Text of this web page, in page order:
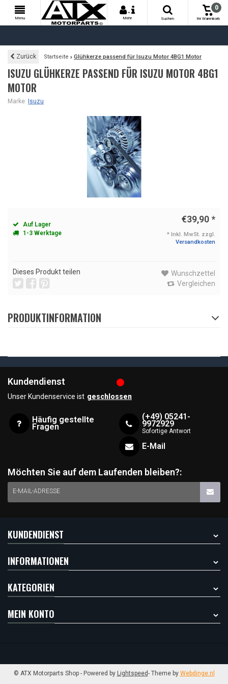
Menu
+
Mehr
Suchen
0
Ihr Warenkorb
Zurück Startseite Glühkerze passend für Isuzu Motor 4BG1 Motor
ISUZU GLÜHKERZE PASSEND FÜR ISUZU MOTOR 4BG1
MOTOR
Marke: Isuzu
Auf Lager
1-3 Werktage
€39,90*
* Inkl. MwSt. zzgl.
Versandkosten
Dieses Produkt teilen
Wunschzettel
Vergleichen
PRODUKTINFORMATION
Kundendienst
Unser Kundenservice ist geschlossen
Häufig gestellte
Fragen
(+49) 05241-
9972929
Sofortige Antwort
E-Mail
Möchten Sie auf dem Laufenden bleiben?:
E-MAIL-ADRESSE
KUNDENDIENST
INFORMATIONEN
KATEGORIEN
MEIN KONTO
© ATX Motorparts Shop - Powered by Lightspeed- Theme by Webdinge.nl